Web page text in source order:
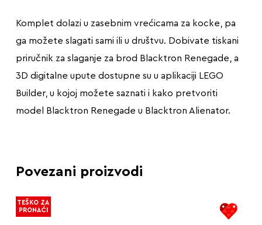
Komplet dolazi u zasebnim vrećicama za kocke, pa
ga možete slagati sami ili u društvu. Dobivate tiskani
priručnik za slaganje za brod Blacktron Renegade, a
3D digitalne upute dostupne su u aplikaciji LEGO
Builder, u kojoj možete saznati i kako pretvoriti
model Blacktron Renegade u Blacktron Alienator.
Povezani proizvodi
TEŠKO ZA
PRONAĆI